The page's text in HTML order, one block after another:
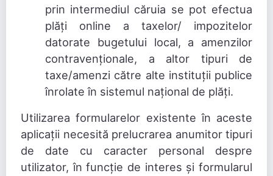
prin intermediul căruia se pot efectua
plăți online a taxelor/ impozitelor
datorate bugetului local, a amenzilor
contravenționale, a altor tipuri de
taxe/amenzi către alte instituții publice
înrolate în sistemul național de plăți.
Utilizarea formularelor existente în aceste
aplicații necesită prelucrarea anumitor tipuri
de date cu caracter personal despre
utilizator, în funcție de interes și formularul